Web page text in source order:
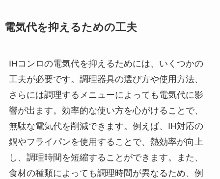
電気代を抑えるための工夫
IHコンロの電気代を抑えるためには、いくつかの
工夫が必要です。調理器具の選び方や使用方法、
さらには調理するメニューによっても電気代に影
響が出ます。効率的な使い方を心がけることで、
無駄な電気代を削減できます。例えば、IH対応の
鍋やフライパンを使用することで、熱効率が向上
し、調理時間を短縮することができます。また、
食材の種類によっても調理時間が異なるため、例